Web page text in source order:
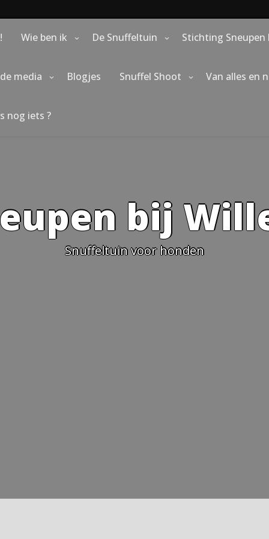
Wie ben ik De Snuffeltuin Stichting Sneupen
media Blogjes Snuffel Shoot Van alles en
nog iets ?
bij
Snuffeltuin voor honden